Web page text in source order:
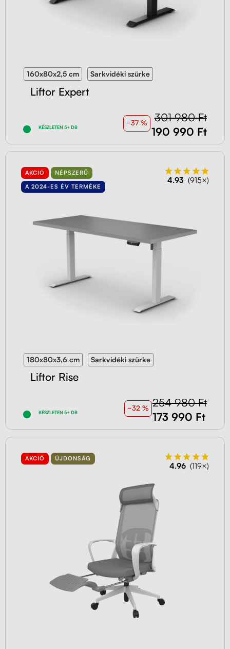
160x80x2,5 cm Sarkvidéki szürke
Liftor Expert
KÉSZLETEN 5+ DB
−37 %
301 980 Ft
190 990 Ft
AKCIÓ
NÉPSZERŰ
A 2024-ES ÉV TERMÉKE
4.93 (915×)
180x80x3,6 cm Sarkvidéki szürke
Liftor Rise
KÉSZLETEN 5+ DB
−32 % 254 980 Ft
173 990 Ft
AKCIÓ ÚJDONSÁG
4.96 (119×)